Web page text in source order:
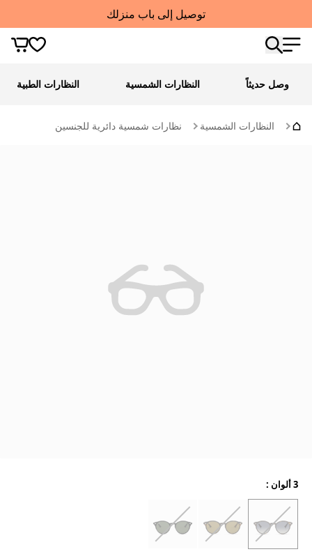
توصيل إلى باب منزلك
وصل حديثاً النظارات الشمسية النظارات الطبية
النظارات الشمسية نظارات شمسية دائرية للجنسين
3 ألوان :